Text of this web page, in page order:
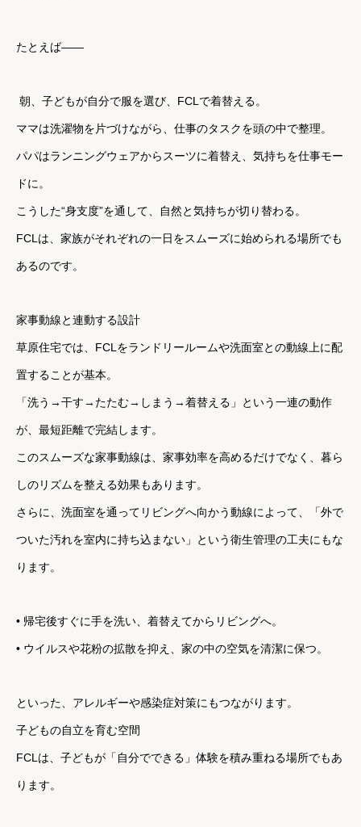
たとえば——
朝、子どもが自分で服を選び、FCLで着替える。
ママは洗濯物を片づけながら、仕事のタスクを頭の中で整理。
パパはランニングウェアからスーツに着替え、気持ちを仕事モー
ドに。
こうした“身支度”を通して、自然と気持ちが切り替わる。
FCLは、家族がそれぞれの一日をスムーズに始められる場所でも
あるのです。
家事動線と連動する設計
草原住宅では、FCLをランドリールームや洗面室との動線上に配
置することが基本。
「洗う→干す→たたむ→しまう→着替える」という一連の動作
が、最短距離で完結します。
このスムーズな家事動線は、家事効率を高めるだけでなく、暮ら
しのリズムを整える効果もあります。
さらに、洗面室を通ってリビングへ向かう動線によって、「外で
ついた汚れを室内に持ち込まない」という衛生管理の工夫にもな
ります。
• 帰宅後すぐに手を洗い、着替えてからリビングへ。
• ウイルスや花粉の拡散を抑え、家の中の空気を清潔に保つ。
といった、アレルギーや感染症対策にもつながります。
子どもの自立を育む空間
FCLは、子どもが「自分でできる」体験を積み重ねる場所でもあ
ります。